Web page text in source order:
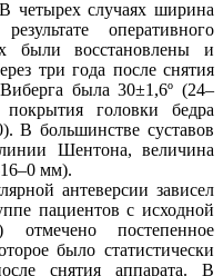
четырех случаях ширина
оперативного
были восстановлены и
три года после снятия
была 30±1,6º (24–
покрытия головки бедра
В большинстве суставов
Шентона, величина
мм).
антеверсии зависел
пациентов с исходной
отмечено постепенное
было статистически
снятия аппарата. В